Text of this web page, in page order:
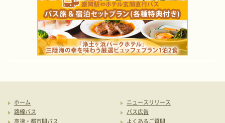
ホーム
路線バス
高速・都市間バス
ニュースリリース
バス広告
よくあるご質問